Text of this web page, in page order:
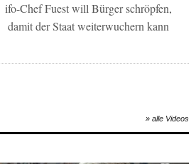
ifo-Chef Fuest will Bürger schröpfen,
damit der Staat weiterwuchern kann
» alle Videos